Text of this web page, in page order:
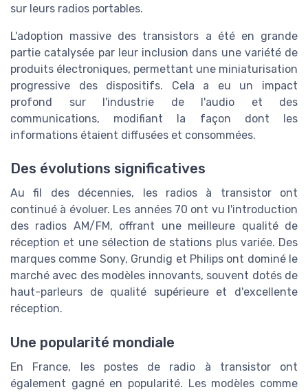
sur leurs radios portables.
L'adoption massive des transistors a été en grande
partie catalysée par leur inclusion dans une variété de
produits électroniques, permettant une miniaturisation
progressive des dispositifs. Cela a eu un impact
profond sur l'industrie de l'audio et des
communications, modifiant la façon dont les
informations étaient diffusées et consommées.
Des évolutions significatives
Au fil des décennies, les radios à transistor ont
continué à évoluer. Les années 70 ont vu l'introduction
des radios AM/FM, offrant une meilleure qualité de
réception et une sélection de stations plus variée. Des
marques comme Sony, Grundig et Philips ont dominé le
marché avec des modèles innovants, souvent dotés de
haut-parleurs de qualité supérieure et d'excellente
réception.
Une popularité mondiale
En France, les postes de radio à transistor ont
également gagné en popularité. Les modèles comme